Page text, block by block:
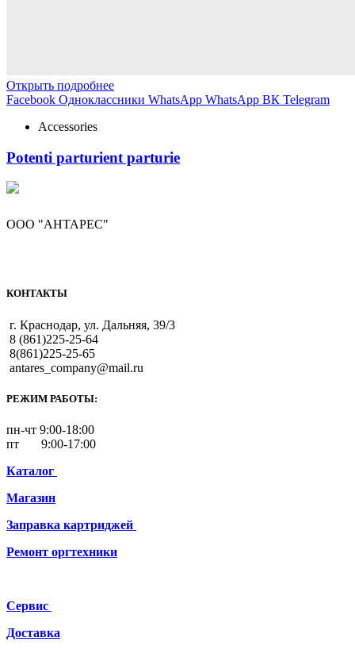
Открыть подробнее
Facebook Одноклассники WhatsApp WhatsApp ВК Telegram
Accessories
Potenti parturient parturie
ООО "АНТАРЕС"
КОНТАКТЫ
г. Краснодар, ул. Дальняя, 39/3
8 (861)225-25-64
8(861)225-25-65
antares_company@mail.ru
РЕЖИМ РАБОТЫ:
пн-чт 9:00-18:00
пт 9:00-17:00
Каталог
Магазин
Заправка картриджей
Ремонт оргтехники
Сервис
Доставка